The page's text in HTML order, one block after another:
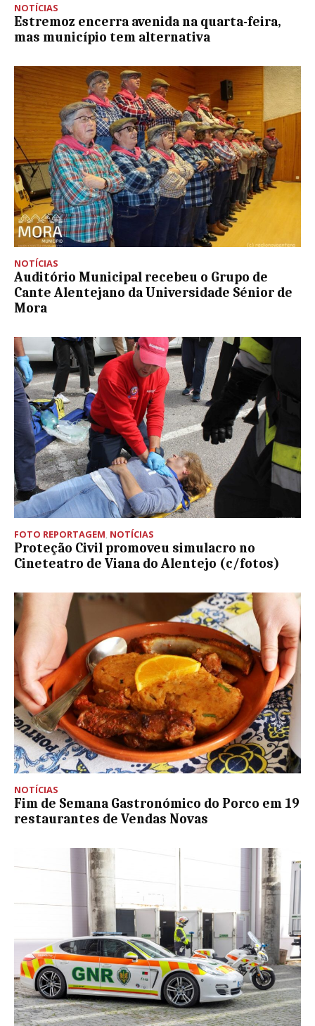
NOTÍCIAS
Estremoz encerra avenida na quarta-feira,
mas município tem alternativa
NOTÍCIAS
Auditório Municipal recebeu o Grupo de
Cante Alentejano da Universidade Sénior de
Mora
FOTO REPORTAGEM, NOTÍCIAS
Proteção Civil promoveu simulacro no
Cineteatro de Viana do Alentejo (c/fotos)
NOTÍCIAS
Fim de Semana Gastronómico do Porco em 19
restaurantes de Vendas Novas